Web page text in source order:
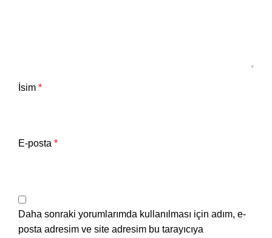
İsim *
E-posta *
Daha sonraki yorumlarımda kullanılması için adım, e-
posta adresim ve site adresim bu tarayıcıya